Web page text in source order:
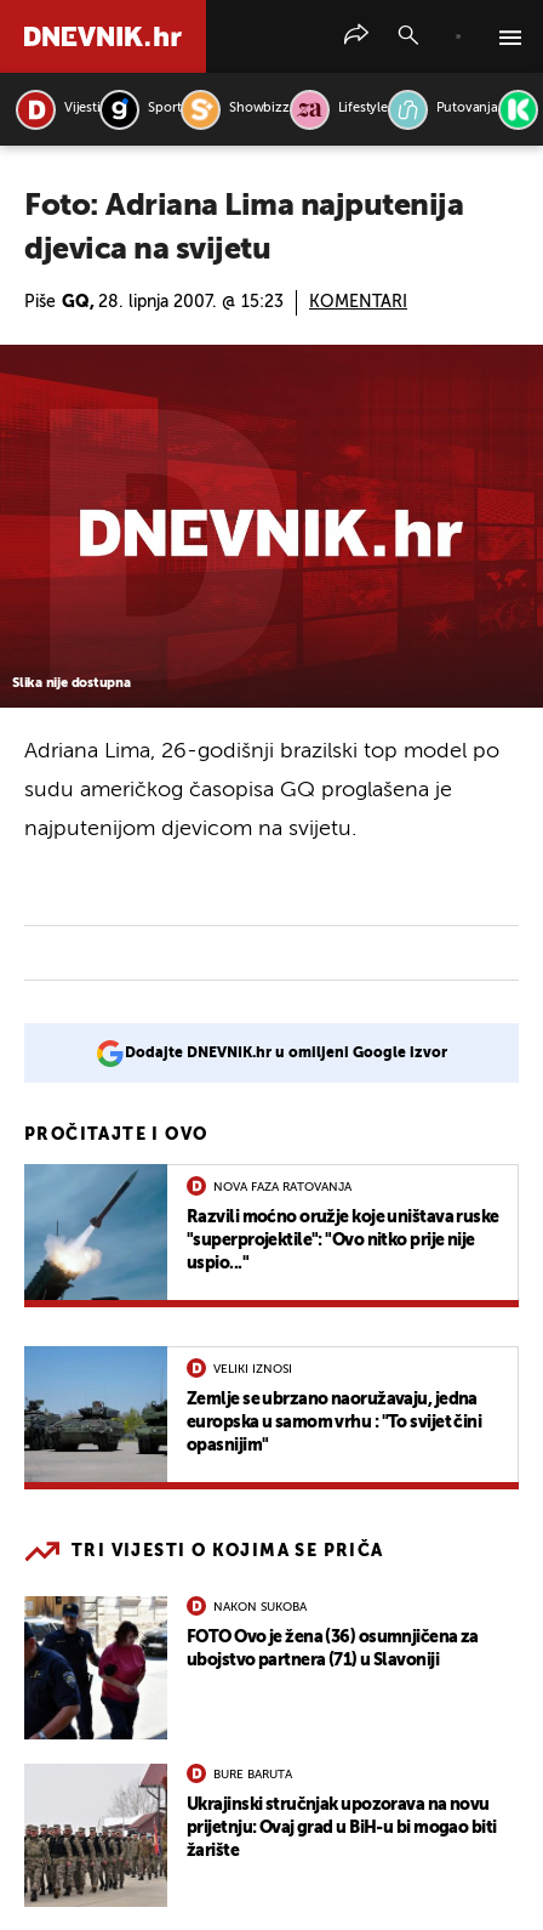
Vijesti Sport Showbizz Lifestyle Putovanja
Foto: Adriana Lima najputenija
djevica na svijetu
Piše GQ, 28. lipnja 2007. @ 15:23 KOMENTARI
Slika nije dostupna
Adriana Lima, 26-godišnji brazilski top model po
sudu američkog časopisa GQ proglašena je
najputenijom djevicom na svijetu.
Dodajte DNEVNIK.hr u omiljeni Google izvor
PROČITAJTE I OVO
NOVA FAZA RATOVANJA
Razvili moćno oružje koje uništava ruske
"superprojektile": "Ovo nitko prije nije
uspio..."
VELIKI IZNOSI
Zemlje se ubrzano naoružavaju, jedna
europska u samom vrhu : "To svijet čini
opasnijim"
TRI VIJESTI O KOJIMA SE PRIČA
NAKON SUKOBA
FOTO Ovo je žena (36) osumnjičena za
ubojstvo partnera (71) u Slavoniji
BURE BARUTA
Ukrajinski stručnjak upozorava na novu
prijetnju: Ovaj grad u BiH-u bi mogao biti
žarište
PRETRAŽITE VIJESTI